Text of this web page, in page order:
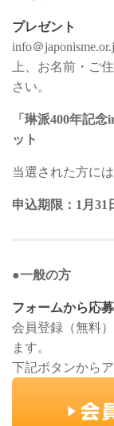
プレゼント
info＠
上、お名前・ご
さい。
「琳派400年記
ット
当選された方に
申込期限：1月31
●一般の方
フォームから応
会員登録（無料
ます。
下記ボタンから